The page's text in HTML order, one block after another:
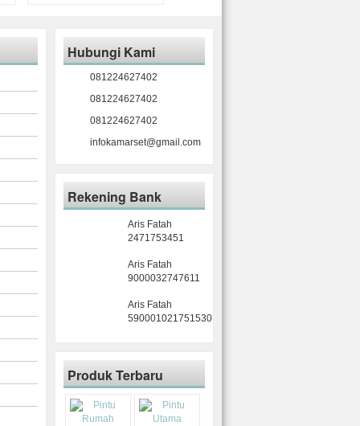
Hubungi Kami
081224627402
081224627402
081224627402
infokamarset@gmail.com
Rekening Bank
Aris Fatah
2471753451
Aris Fatah
9000032747611
Aris Fatah
590001021751530
Produk Terbaru